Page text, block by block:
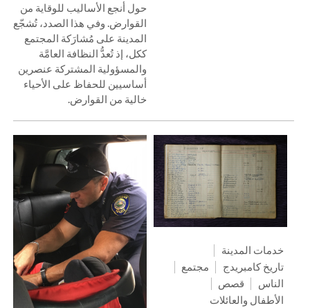
حول أنجع الأساليب للوقاية من
القوارض. وفي هذا الصدد، تُشجّع
المدينة على مُشارَكة المجتمع
ككل، إذ تُعدُّ النظافة العامَّة
والمسؤولية المشتركة عنصرين
أساسيين للحفاظ على الأحياء
خالية من القوارض.
خدمات المدينة
تاريخ كامبريدج
مجتمع
الناس
قصص
الأطفال والعائلات